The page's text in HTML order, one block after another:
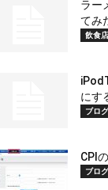
ラー
てみ
飲食店
にす
ブログ
CPI
ブログ